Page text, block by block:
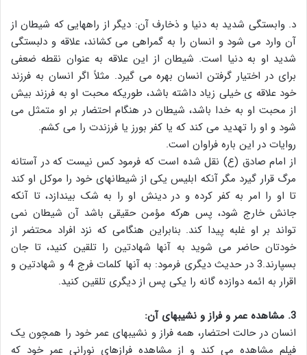
د. وابستگی شدید به دنیا و ذخارف آن: دیگر از راههایی که شیطان از
آن وارد می شود و انسان را به گمراهی می کشاند، علاقه و دلبستگی
شدید او به دنیا است. شیطان از این علاقه به عنوان نقطه ضعفی
برای در اختیار گرفتن انسان بهره می گیرد. مثلاً اگر انسان به فرزند
خود علاقه ی خیلی زیاد داشته باشد، طوریکه محبت او به فرزند بیش
از محبت او به خدا باشد، شیطان در هنگام احتضار بر او متمثل می
شود و او را تهدید می کند که یا کفر بورز یا فرزندت را می کشم.
روایات در این باره فراوان است.
از امام صادق (ع) نقل شده است که فرمود کس نیست که در آستانه
مرگ قرار گیرد مگر آنکه ابلیس یکی از شیطانهای خود را موکل او کند
تا او را امر به کفر کرده و در دینش او را به شک بیندازد، تا آنکه
جانش خارج شود، پس هرکه مؤمن حقیقی باشد آن شیطان نمی
تواند بر او غلبه پیدا کند. بنابراین هنگامی که نزد افراد محتضر از
خودتان حاضر می شوید به آنها شهادتین را تلقین کنید، تا جان
بسپارند.3 در حدیث دیگری فرمود: به آنها کلمات فرج 4 و شهادتین و
اقرار به ائمه دوازده گانه را یکی پس از دیگری تلقین کنید.
3. مشاهده عمر و فراز و نشیبهای آن:
انسان در حالت احتضار، همه فراز و نشیبهای عمر خود را همچون یک
فیلم مشاهده می کند و از مشاهده فرازهای نورانی عمر خود که